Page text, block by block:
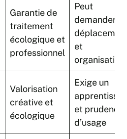
Garantie de
traitement
écologique et
professionnel
Peut
demander
et
organisation
Valorisation
créative et
écologique
Exige un
et prudence
d’usage